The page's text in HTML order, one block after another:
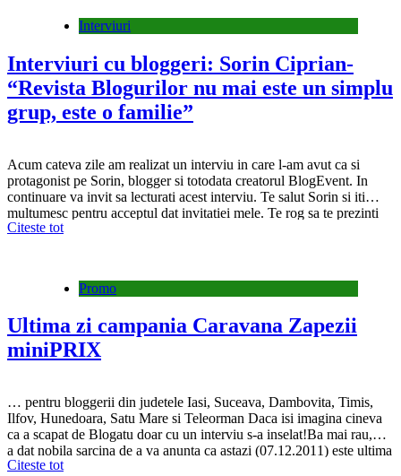
Interviuri
Interviuri cu bloggeri: Sorin Ciprian-
“Revista Blogurilor nu mai este un simplu
grup, este o familie”
Acum cateva zile am realizat un interviu in care l-am avut ca si
protagonist pe Sorin, blogger si totodata creatorul BlogEvent. In
continuare va invit sa lecturati acest interviu. Te salut Sorin si iti
multumesc pentru acceptul dat invitatiei mele. Te rog sa te prezinti
succinct, sa ne spui si noua cu ce te ocupi….
Citeste tot
Promo
Ultima zi campania Caravana Zapezii
miniPRIX
… pentru bloggerii din judetele Iasi, Suceava, Dambovita, Timis,
Ilfov, Hunedoara, Satu Mare si Teleorman Daca isi imagina cineva
ca a scapat de Blogatu doar cu un interviu s-a inselat!Ba mai rau,mi-
a dat nobila sarcina de a va anunta ca astazi (07.12.2011) este ultima
zi in care va mai puteti inscrie in campania Caravana Zapezii…
Citeste tot